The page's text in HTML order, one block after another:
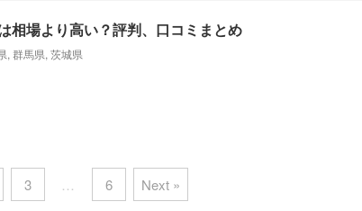
相場より高い？評判、口コミまとめ
,群馬県,茨城県
3 … 6 Next »